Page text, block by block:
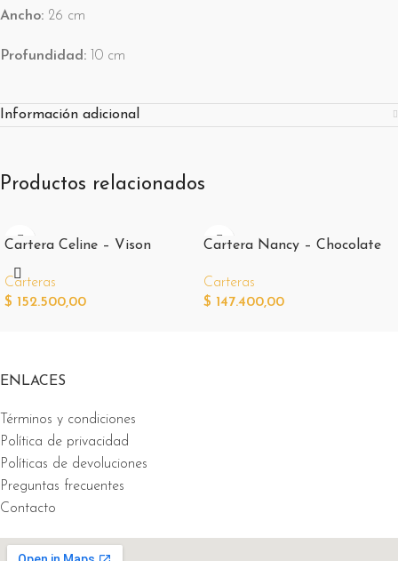
Ancho: 26 cm
Profundidad: 10 cm
Información adicional
Productos relacionados
Cartera Celine – Vison
Carteras
$ 152.500,00
Cartera Nancy – Chocolate
Carteras
$ 147.400,00
ENLACES
Términos y condiciones
Política de privacidad
Políticas de devoluciones
Preguntas frecuentes
Contacto